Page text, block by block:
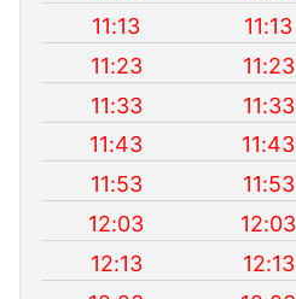
11:13
11:13
11:23
11:23
11:33
11:33
11:43
11:43
11:53
11:53
12:03
12:03
12:13
12:13